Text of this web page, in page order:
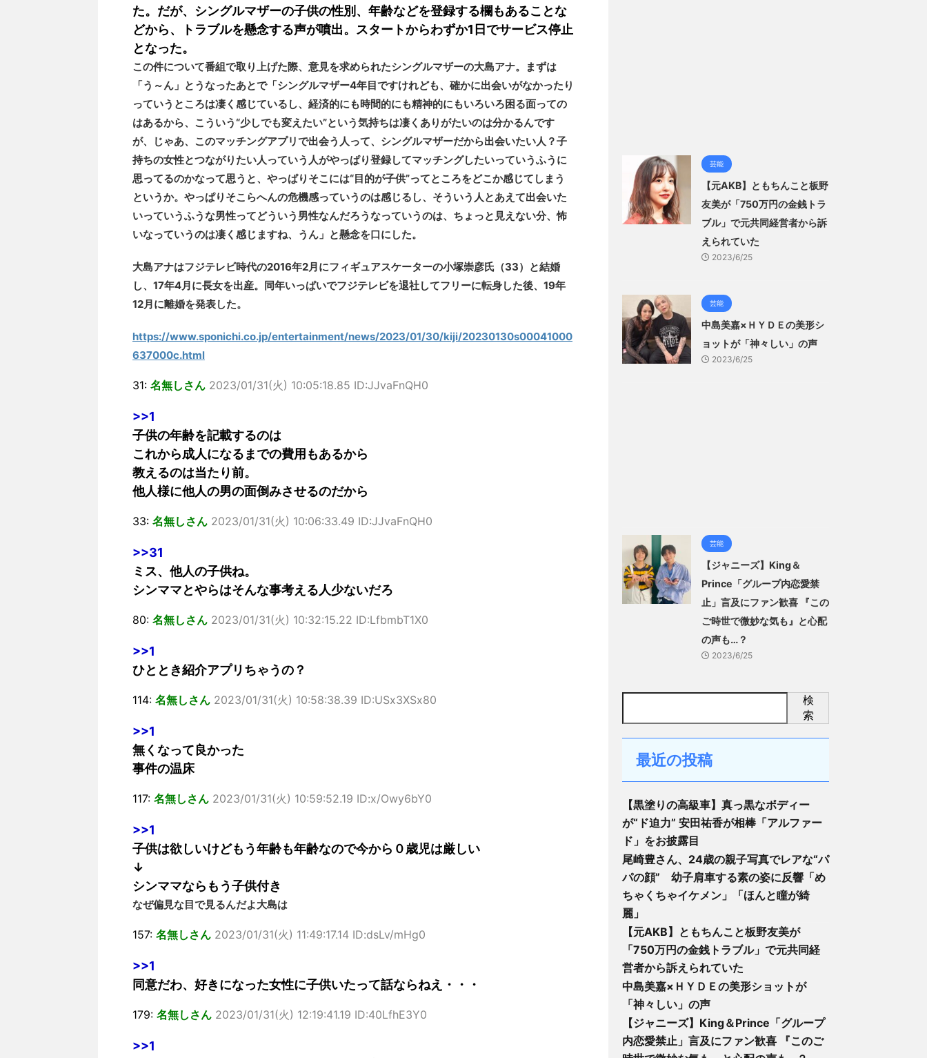
た。だが、シングルマザーの子供の性別、年齢などを登録する欄もあることな
どから、トラブルを懸念する声が噴出。スタートからわずか1日でサービス停止
となった。
この件について番組で取り上げた際、意見を求められたシングルマザーの大島アナ。まずは
「う～ん」とうなったあとで「シングルマザー4年目ですけれども、確かに出会いがなかったり
っていうところは凄く感じているし、経済的にも時間的にも精神的にもいろいろ困る面っての
はあるから、こういう“少しでも変えたい”という気持ちは凄くありがたいのは分かるんです
が、じゃあ、このマッチングアプリで出会う人って、シングルマザーだから出会いたい人？子
持ちの女性とつながりたい人っていう人がやっぱり登録してマッチングしたいっていうふうに
思ってるのかなって思うと、やっぱりそこには“目的が子供”ってところをどこか感じてしまう
というか。やっぱりそこらへんの危機感っていうのは感じるし、そういう人とあえて出会いた
いっていうふうな男性ってどういう男性なんだろうなっていうのは、ちょっと見えない分、怖
いなっていうのは凄く感じますね、うん」と懸念を口にした。
大島アナはフジテレビ時代の2016年2月にフィギュアスケーターの小塚崇彦氏（33）と結婚
し、17年4月に長女を出産。同年いっぱいでフジテレビを退社してフリーに転身した後、19年
12月に離婚を発表した。
https://www.sponichi.co.jp/entertainment/news/2023/01/30/kiji/20230130s00041000
637000c.html
31: 名無しさん 2023/01/31(火) 10:05:18.85 ID:JJvaFnQH0
>>1
子供の年齢を記載するのは
これから成人になるまでの費用もあるから
教えるのは当たり前。
他人様に他人の男の面倒みさせるのだから
33: 名無しさん 2023/01/31(火) 10:06:33.49 ID:JJvaFnQH0
>>31
ミス、他人の子供ね。
シンママとやらはそんな事考える人少ないだろ
80: 名無しさん 2023/01/31(火) 10:32:15.22 ID:LfbmbT1X0
>>1
ひととき紹介アプリちゃうの？
114: 名無しさん 2023/01/31(火) 10:58:38.39 ID:USx3XSx80
>>1
無くなって良かった
事件の温床
117: 名無しさん 2023/01/31(火) 10:59:52.19 ID:x/Owy6bY0
>>1
子供は欲しいけどもう年齢も年齢なので今から０歳児は厳しい
↓
シンママならもう子供付き
なぜ偏見な目で見るんだよ大島は
157: 名無しさん 2023/01/31(火) 11:49:17.14 ID:dsLv/mHg0
>>1
同意だわ、好きになった女性に子供いたって話ならねえ・・・
179: 名無しさん 2023/01/31(火) 12:19:41.19 ID:40LfhE3Y0
>>1
芸能
【元AKB】ともちんこと板野
友美が「750万円の金銭トラ
ブル」で元共同経営者から訴
えられていた
2023/6/25
芸能
中島美嘉×ＨＹＤＥの美形シ
ョットが「神々しい」の声
2023/6/25
芸能
【ジャニーズ】King＆
Prince「グループ内恋愛禁
止」言及にファン歓喜 『この
ご時世で微妙な気も』と心配
の声も…？
2023/6/25
検
索
最近の投稿
【黒塗りの高級車】真っ黒なボディー
が“ド迫力” 安田祐香が相棒「アルファー
ド」をお披露目
尾崎豊さん、24歳の親子写真でレアな“パ
パの顔” 幼子肩車する素の姿に反響「め
ちゃくちゃイケメン」「ほんと瞳が綺
麗」
【元AKB】ともちんこと板野友美が
「750万円の金銭トラブル」で元共同経
営者から訴えられていた
中島美嘉×ＨＹＤＥの美形ショットが
「神々しい」の声
【ジャニーズ】King＆Prince「グループ
内恋愛禁止」言及にファン歓喜 『このご